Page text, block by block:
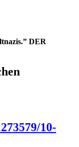
DER
10-